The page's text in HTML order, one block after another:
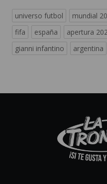
universo futbol mundial
fifa
españa apertura
gianni infantino
argentina